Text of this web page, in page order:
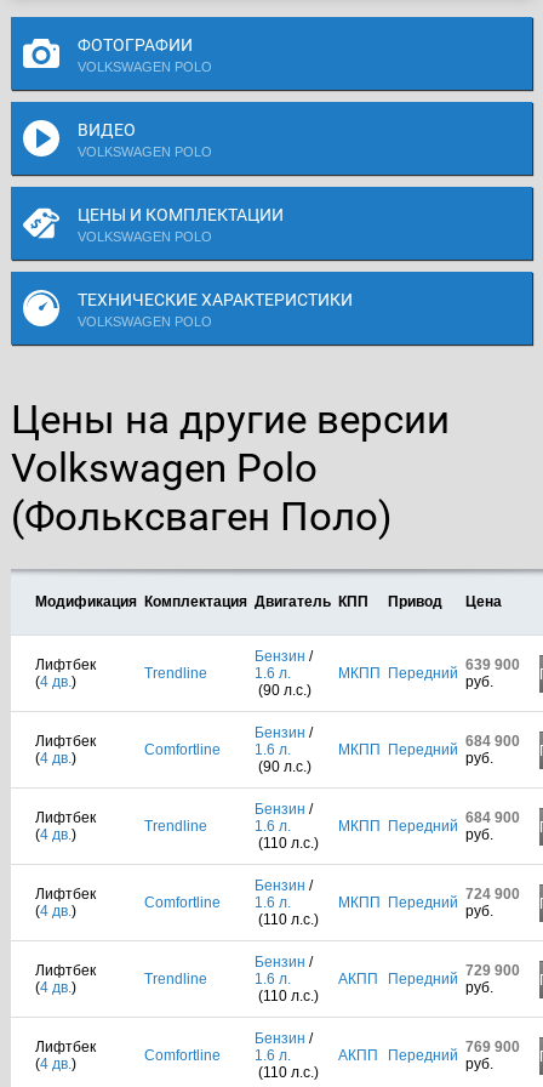
ФОТОГРАФИИ
VOLKSWAGEN POLO
ВИДЕО
VOLKSWAGEN POLO
ЦЕНЫ И КОМПЛЕКТАЦИИ
VOLKSWAGEN POLO
ТЕХНИЧЕСКИЕ ХАРАКТЕРИСТИКИ
VOLKSWAGEN POLO
Цены на другие версии
Volkswagen Polo
(Фольксваген Поло)
Модификация Комплектация Двигатель КПП Привод Цена
Лифтбек
(4 дв.) Trendline
Бензин /
1.6 л.
(90 л.с.)
МКПП Передний 639 900
руб.
Лифтбек
(4 дв.) Comfortline
Бензин /
1.6 л.
(90 л.с.)
МКПП Передний 684 900
руб.
Лифтбек
(4 дв.) Trendline
Бензин /
1.6 л.
(110 л.с.)
МКПП Передний 684 900
руб.
Лифтбек
(4 дв.) Comfortline
Бензин /
1.6 л.
(110 л.с.)
МКПП Передний 724 900
руб.
Лифтбек
(4 дв.) Trendline
Бензин /
1.6 л.
(110 л.с.)
АКПП Передний 729 900
руб.
Лифтбек
(4 дв.) Comfortline
Бензин /
1.6 л.
(110 л.с.)
АКПП Передний 769 900
руб.